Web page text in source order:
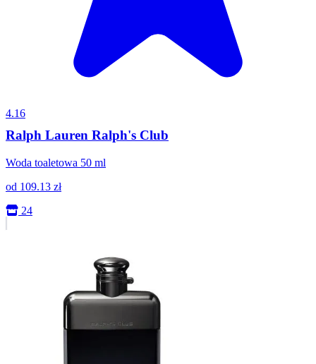
4.16
Ralph Lauren Ralph's Club
Woda toaletowa 50 ml
od 109.13 zł
24